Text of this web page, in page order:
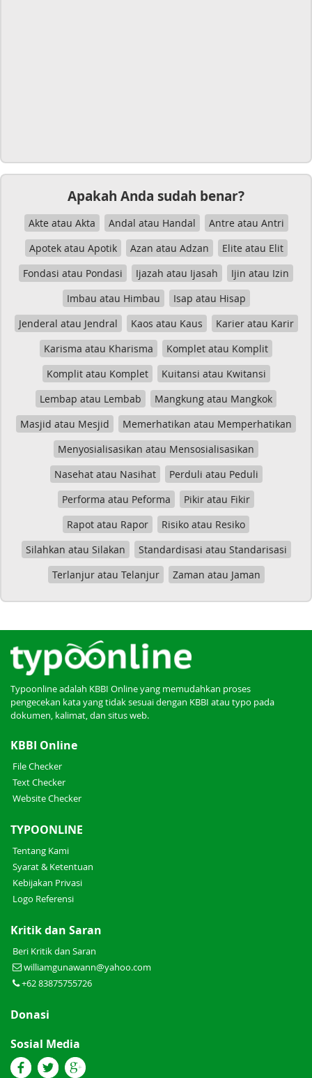
Apakah Anda sudah benar?
Akte atau Akta Andal atau Handal
Antre atau Antri
Apotek atau Apotik
Azan atau Adzan
Elite atau Elit
Fondasi atau Pondasi
Ijazah atau Ijasah
Ijin atau Izin
Imbau atau Himbau
Isap atau Hisap
Jenderal atau Jendral
Kaos atau Kaus
Karier atau Karir
Karisma atau Kharisma
Komplet atau Komplit
Komplit atau Komplet
Kuitansi atau Kwitansi
Lembap atau Lembab
Mangkung atau Mangkok
Masjid atau Mesjid
Memerhatikan atau Memperhatikan
Menyosialisasikan atau Mensosialisasikan
Nasehat atau Nasihat
Perduli atau Peduli
Performa atau Peforma
Pikir atau Fikir
Rapot atau Rapor
Risiko atau Resiko
Silahkan atau Silakan
Standardisasi atau Standarisasi
Terlanjur atau Telanjur
Zaman atau Jaman
Typoonline adalah KBBI Online yang memudahkan proses
pengecekan kata yang tidak sesuai dengan KBBI atau typo pada
dokumen, kalimat, dan situs web.
KBBI Online
File Checker
Text Checker
Website Checker
TYPOONLINE
Tentang Kami
Syarat & Ketentuan
Kebijakan Privasi
Logo Referensi
Kritik dan Saran
Beri Kritik dan Saran
williamgunawann@yahoo.com
+62 83875755726
Donasi
Sosial Media